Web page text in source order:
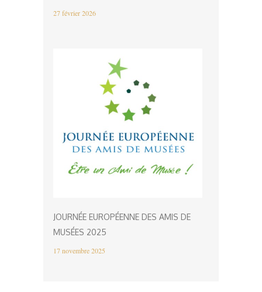
27 février 2026
JOURNÉE EUROPÉENNE DES AMIS DE
MUSÉES 2025
17 novembre 2025